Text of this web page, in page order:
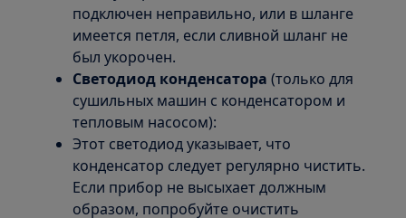
подключен неправильно, или в шланге
имеется петля, если сливной шланг не
был укорочен.
Светодиод конденсатора (только для
сушильных машин с конденсатором и
тепловым насосом):
Этот светодиод указывает, что
конденсатор следует регулярно чистить.
Если прибор не высыхает должным
образом, попробуйте очистить